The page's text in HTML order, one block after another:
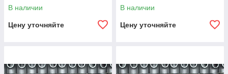
В наличии
Цену уточняйте
В наличии
Цену уточняйте